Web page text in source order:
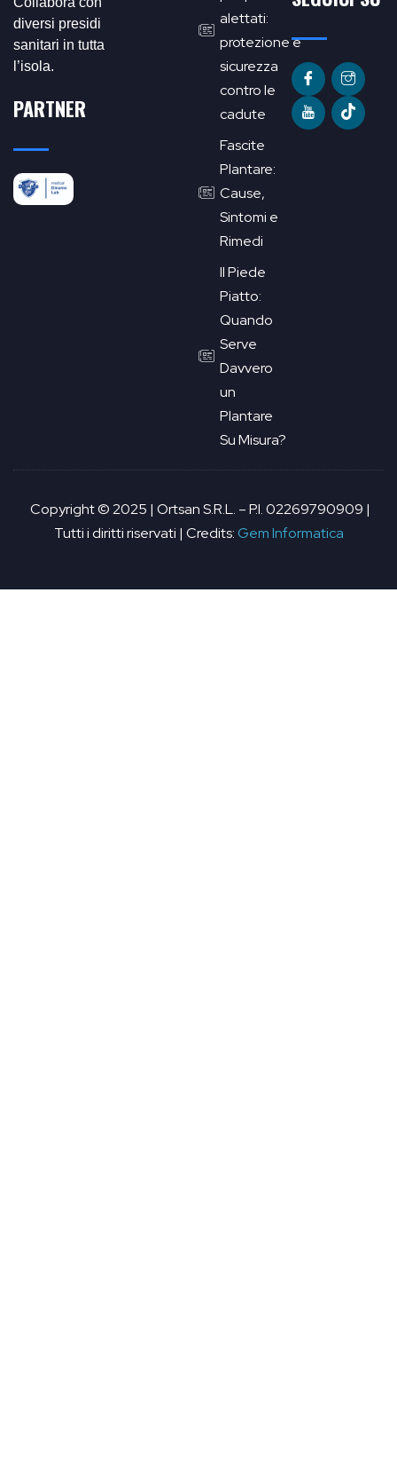
diversi presidi
sanitari in tutta
l’isola.
PARTNER
alettati:
protezione e
sicurezza
contro le
cadute
Fascite
Plantare:
Cause,
Sintomi e
Rimedi
Il Piede
Piatto:
Quando
Serve
Davvero
un
Plantare
Su Misura?
Copyright © 2025 | Ortsan S.R.L. – P.I. 02269790909 |
Tutti i diritti riservati | Credits:Gem Informatica